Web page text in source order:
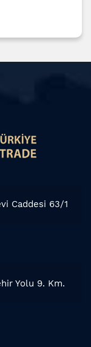
Caddesi 63/1
Yolu 9. Km.